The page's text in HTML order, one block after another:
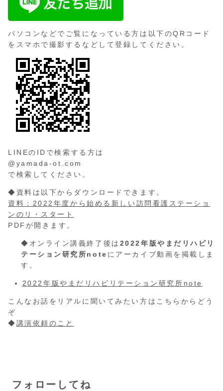
パソコンなどでご覧になっている方は以下のQRコード
をスマホで撮影するなどして登録してください。
LINEのIDで検索する方は
@yamada-ot.com
で検索してください。
◆資料は以下からダウンロードできます。
資料：2022年度から始める新しい訪問看護ステーショ
ンのリ・スタート
PDFが開きます。
◆オンライン講義終了後は 2022年版やまだリハビリ
テーション研究所note にアーカイブ動画を掲載しま
す。
2022年版やまだリハビリテーション研究所note
こんなお話をリアルに聞いてみたい方はこちらからどう
ぞ
◆講演依頼のこと
フォローしてね